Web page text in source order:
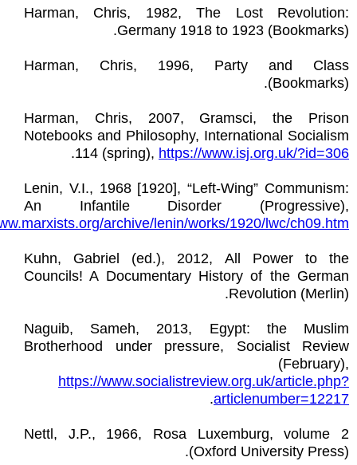
Harman, Chris, 1982, The Lost Revolution:
Germany 1918 to 1923 (Bookmarks).
Harman, Chris, 1996, Party and Class
(Bookmarks).
Harman, Chris, 2007, Gramsci, the Prison
Notebooks and Philosophy, International Socialism
114 (spring), https://www.isj.org.uk/?id=306
.
Lenin, V.I., 1968 [1920], “Left-Wing” Communism:
An Infantile Disorder (Progressive),
archive/lenin/works/1920/lwc/ch09.htm
Kuhn, Gabriel (ed.), 2012, All Power to the
Councils! A Documentary History of the German
Revolution (Merlin).
Naguib, Sameh, 2013, Egypt: the Muslim
Brotherhood under pressure, Socialist Review
(February),
https://www.socialistreview.org.uk/article.php?
articlenumber=12217
.
Nettl, J.P., 1966, Rosa Luxemburg, volume 2
(Oxford University Press).